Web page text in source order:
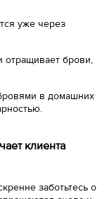
уже через
отращивает брови,
в домашних
клиента
заботьтесь о